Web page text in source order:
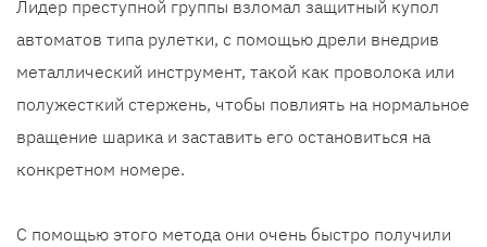
Лидер преступной группы взломал защитный купол
автоматов типа рулетки, с помощью дрели внедрив
металлический инструмент, такой как проволока или
полужесткий стержень, чтобы повлиять на нормальное
вращение шарика и заставить его остановиться на
конкретном номере.
С помощью этого метода они очень быстро получили